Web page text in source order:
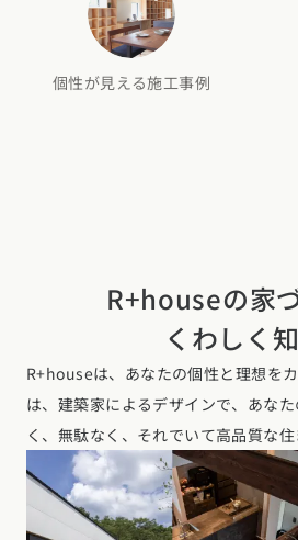
個性が見える施工事例
R+houseの家
くわしく
R+houseは、あなたの個性と理想を
は、建築家によるデザインで、あな
く、無駄なく、それでいて高品質な住